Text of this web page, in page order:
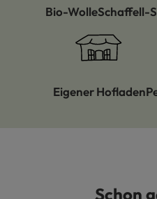
Bio-WolleSchaffell-
Eigener Hofladen
Produktgalerie überspringen
Schon